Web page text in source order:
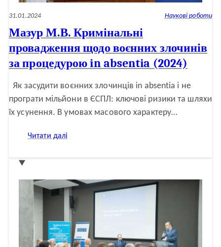
31.01.2024 Наукові роботи
Мазур М.В. Кримінальні
провадження щодо воєнних злочинів
за процедурою in absentia (2024)
Як засудити воєнних злочинців in absentia і не
програти мільйони в ЄСПЛ: ключові ризики та шляхи
їх усунення. В умовах масового характеру…
Читати далі
щодо
воєнних
злочинів
за
процедурою
in
absentia